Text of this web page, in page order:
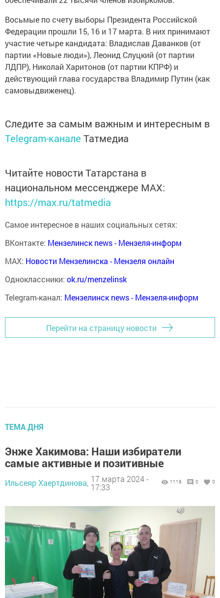
Восьмые по счету выборы Президента Российской
Федерации прошли 15, 16 и 17 марта. В них принимают
участие четыре кандидата: Владислав Даванков (от
партии «Новые люди»), Леонид Слуцкий (от партии
ЛДПР), Николай Харитонов (от партии КПРФ) и
действующий глава государства Владимир Путин (как
самовыдвиженец).
Следите за самым важным и интересным в
Telegram-канале Татмедиа
Читайте новости Татарстана в
национальном мессенджере MАХ:
https://max.ru/tatmedia
Самое интересное в наших социальных сетях:
ВКонтакте: Мензелинск news - Мензеля-информ
MAX: Новости Мензелинска - Мензеля онлайн
Одноклассники: ok.ru/menzelinsk
Telegram-канал: Мензелинск news - Мензеля-информ
Перейти на страницу новости
ТЕМА ДНЯ
Энже Хакимова: Наши избиратели
самые активные и позитивные
Ильсеяр Хаертдинова, 17 марта 2024 -
17:33
1118 0 0